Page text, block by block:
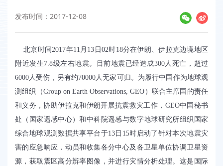
发布时间：2017-12-08
北京时间2017年11 月 13 日02时18分在伊朗、伊拉克边境地区
附近发生7.8级左右地震。目前地震已经造成300人死亡，超过
6000人受伤，另有约70000人无家可归。为履行中国作为地球观
测组织（Group on Earth Observations, GEO ）联合主席国的责任
和义务，协助伊拉克和伊朗开展抗震救灾工作， GEO中国秘书
处（国家遥感中心）和中科院遥感与数字地球研究所组织国家
综合地球观测数据共享平台于13 日 15时启动了针对本次地震灾
害的应急响应，动员和收集各分中心及各卫星单位协调卫星资
源，获取震区高分辨率图像，并进行灾情分析处理。这是国际